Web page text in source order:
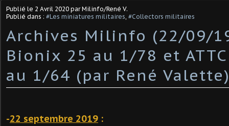
Publié le 2 Avril 2020 par Milinfo/René V.
Publié dans : #Les miniatures militaires, #Collectors militaires
Archives Milinfo (22/09/
Bionix 25 au 1/78 et
au 1/64 (par René
-22 septembre 2019 :